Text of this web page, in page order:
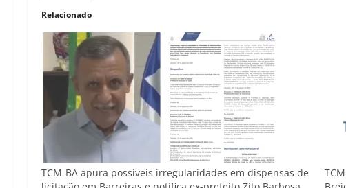
Relacionado
TCM-BA apura possíveis irregularidades em dispensas de